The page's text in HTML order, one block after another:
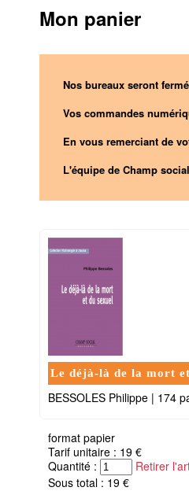
Mon panier
Nos bureaux seront
Vos commandes
En vous remerciant de
L'équipe de Champ
Le déjà-là de la mort
BESSOLES Philippe | 174
format papier
Tarif unitaire : 19 €
Quantité :
Retirer
Sous total : 19 €